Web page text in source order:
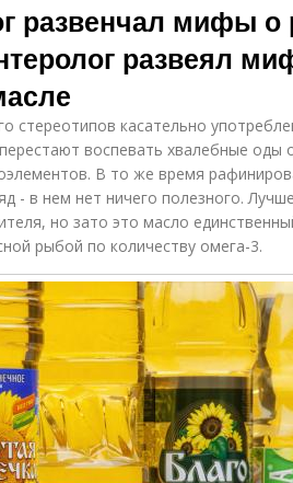
развенчал мифы о
развеял
стереотипов касательно
воспевать хвалебные оды
В то же время
- в нем нет ничего полезного.
но зато это масло
рыбой по количеству омега-3.